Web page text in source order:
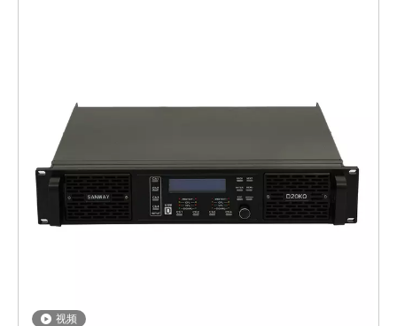
视频